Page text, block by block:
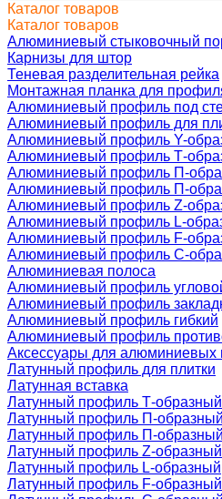
Каталог товаров
Каталог товаров
Алюминиевый стыковочный
Карнизы для штор
Теневая разделительная рейка
Монтажная планка для
Алюминиевый профиль под
Алюминиевый профиль для
Алюминиевый профиль Y-
Алюминиевый профиль Т-
Алюминиевый профиль П-
Алюминиевый профиль П-
Алюминиевый профиль Z-
Алюминиевый профиль L-
Алюминиевый профиль F-
Алюминиевый профиль C-
Алюминиевая полоса
Алюминиевый профиль
Алюминиевый профиль
Алюминиевый профиль гибкий
Алюминиевый профиль
Аксессуары для алюминиевых
Латунный профиль для плитки
Латунная вставка
Латунный профиль Т-образный
Латунный профиль П-образный
Латунный профиль П-
Латунный профиль Z-образный
Латунный профиль L-образный
Латунный профиль F-образный